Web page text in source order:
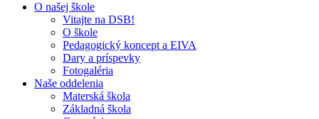
O našej škole
Vitajte na DSB!
O škole
Pedagogický koncept a EIVA
Dary a príspevky
Fotogaléria
Naše oddelenia
Materská škola
Základná škola